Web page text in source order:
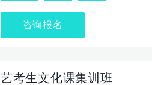
咨询报名
艺考生文化课集训班